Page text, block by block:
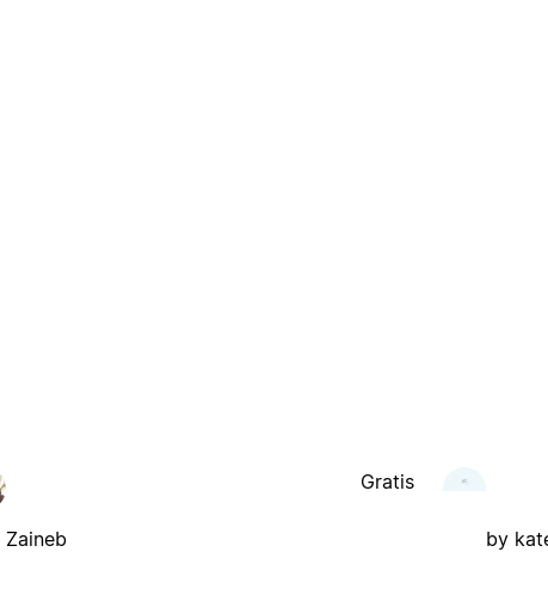
Zaineb
Gratis
by